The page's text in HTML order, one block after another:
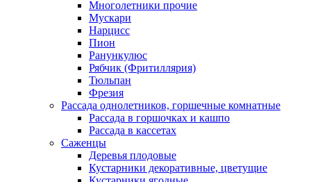
Многолетники прочие
Мускари
Нарцисс
Пион
Ранункулюс
Рябчик (Фритиллярия)
Тюльпан
Фрезия
Рассада однолетников, горшечные комнатные
Рассада в горшочках и кашпо
Рассада в кассетах
Саженцы
Деревья плодовые
Кустарники декоративные, цветущие